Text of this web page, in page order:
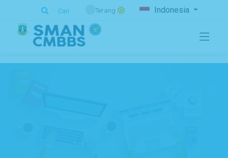
Cari Terang Indonesia